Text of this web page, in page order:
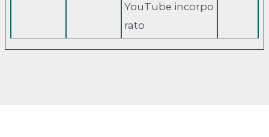
YouTube incorpo
rato